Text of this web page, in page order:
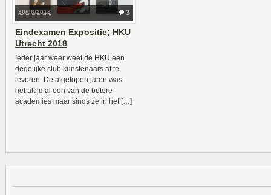
3
30/06/2018
Eindexamen Expositie; HKU
Utrecht 2018
Ieder jaar weer weet de HKU een
degelijke club kunstenaars af te
leveren. De afgelopen jaren was
het altijd al een van de betere
academies maar sinds ze in het […]